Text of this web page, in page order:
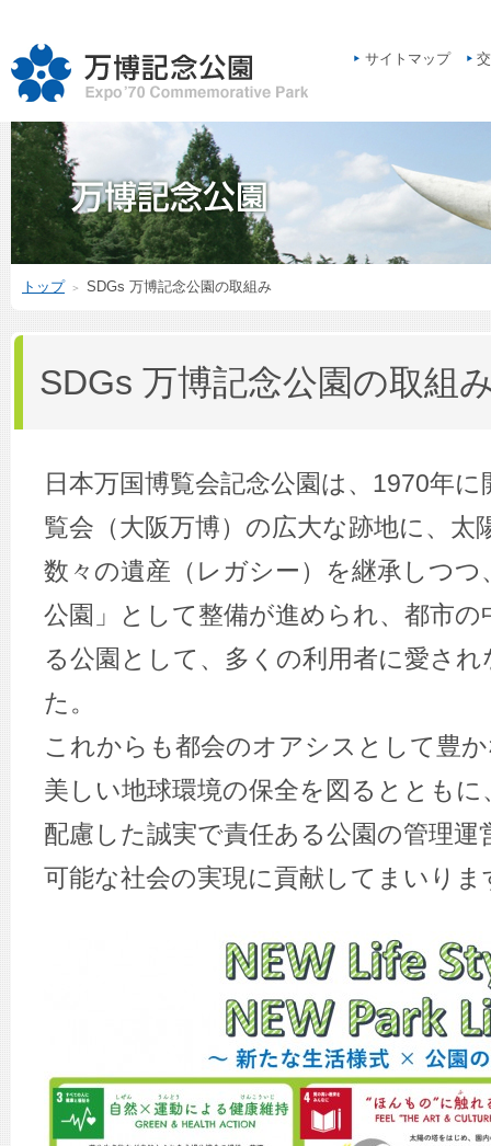
サイトマップ
トップ ＞ SDGs 万博記念公園の取組み
SDGs 万博記念公園の取組
日本万国博覧会記念公園は、1970年
覧会（大阪万博）の広大な跡地に、
数々の遺産（レガシー）を継承しつ
公園」として整備が進められ、都市
る公園として、多くの利用者に愛さ
た。
これからも都会のオアシスとして豊
美しい地球環境の保全を図るととも
配慮した誠実で責任ある公園の管理
可能な社会の実現に貢献してまいりま